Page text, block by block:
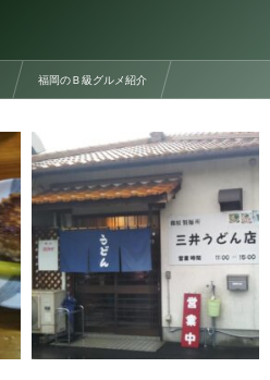
福岡のＢ級グルメ紹介